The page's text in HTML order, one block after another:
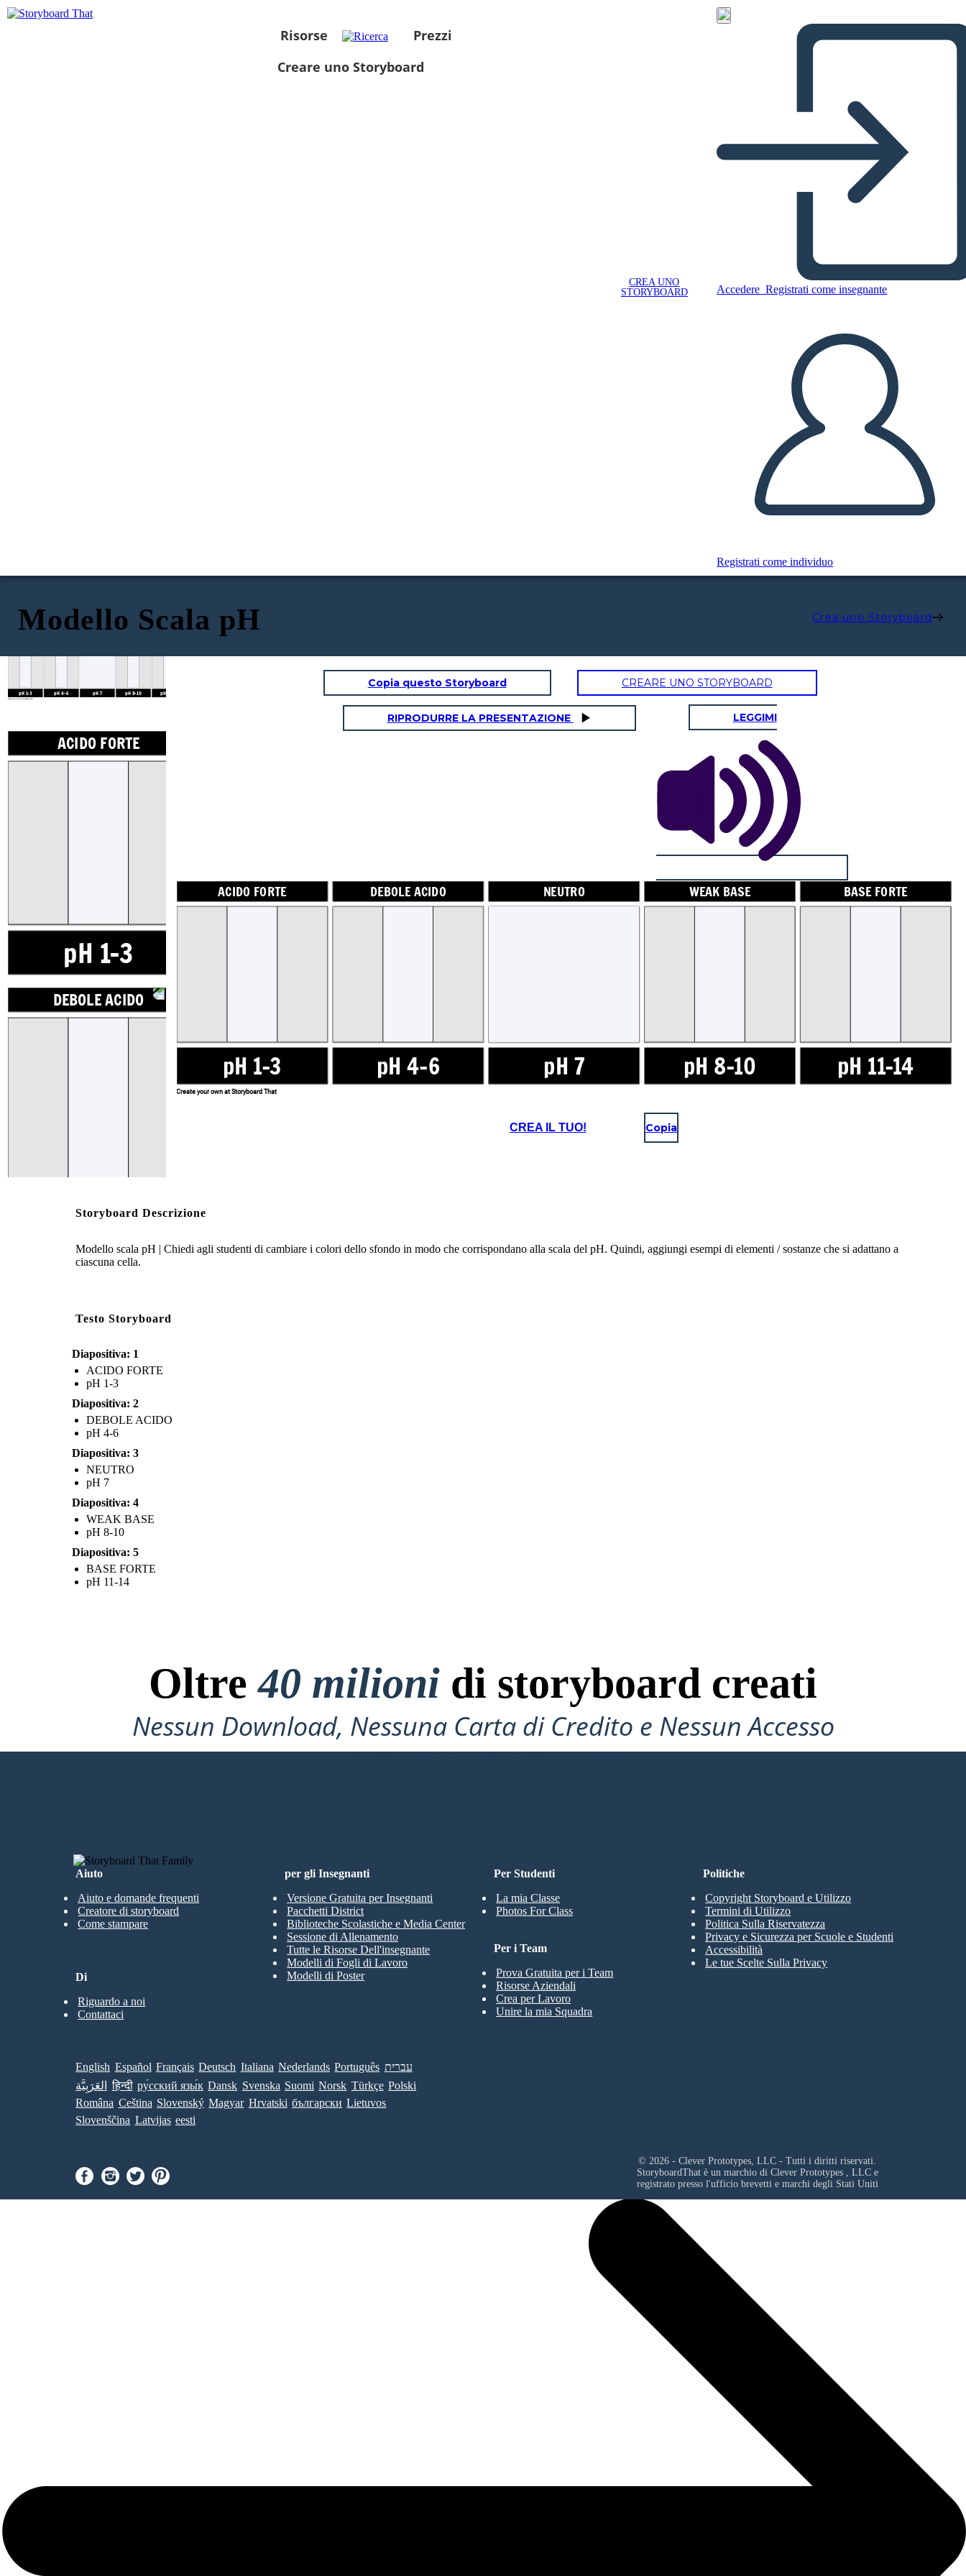
Risorse
Prezzi
Creare uno Storyboard
CREA UNO
STORYBOARD
Accedere Registrati come insegnante
Registrati come individuo
Modello Scala pH Crea uno Storyboard
Create your own at Storyboard That
pH 1-3 pH 4-6 pH 7 pH 8-10 pH 11-14
ACIDO FORTE
pH 1-3
DEBOLE ACIDO
pH 4-6
NEUTRO WEAK BASE BASE FORTE
pH 7
WEAK BASE
pH 8-10 pH 11-14
pH 11-14
Copia questo Storyboard CREARE UNO STORYBOARD
RIPRODURRE LA PRESENTAZIONE LEGGIMI
Create your own at Storyboard That
ACIDO FORTE DEBOLE ACIDO NEUTRO WEAK BASE BASE FORTE
pH 1-3 pH 4-6 pH 7 pH 8-10 pH 11-14
CREA IL TUO! Copia
Storyboard Descrizione
Modello scala pH | Chiedi agli studenti di cambiare i colori dello sfondo in modo che corrispondano alla scala del pH. Quindi, aggiungi esempi di elementi / sostanze che si adattano a
ciascuna cella.
Testo Storyboard
Diapositiva: 1
ACIDO FORTE
pH 1-3
Diapositiva: 2
DEBOLE ACIDO
pH 4-6
Diapositiva: 3
NEUTRO
pH 7
Diapositiva: 4
WEAK BASE
pH 8-10
Diapositiva: 5
BASE FORTE
pH 11-14
Oltre40 milioni di storyboard creati
Nessun Download, Nessuna Carta di Credito e Nessun Accesso
Necessario per Provare!
Aiuto
Aiuto e domande frequenti
Creatore di storyboard
Come stampare
Per Studenti
La mia Classe
Photos For Class
per gli Insegnanti
Versione Gratuita per Insegnanti
Pacchetti District
Biblioteche Scolastiche e Media Center
Sessione di Allenamento
Tutte le Risorse Dell'insegnante
Modelli di Fogli di Lavoro
Modelli di Poster
Per i Team
Prova Gratuita per i Team
Risorse Aziendali
Crea per Lavoro
Unire la mia Squadra
Di
Riguardo a noi
Contattaci
Politiche
Copyright Storyboard e Utilizzo
Termini di Utilizzo
Politica Sulla Riservatezza
Privacy e Sicurezza per Scuole e Studenti
Accessibilità
Le tue Scelte Sulla Privacy
English Español Français Deutsch Italiana Nederlands Português עברית
العَرَبِيَّة
हिन्दी ру́сский язы́к Dansk Svenska Suomi Norsk Türkçe Polski
Româna Ceština Slovenský Magyar Hrvatski български Lietuvos
Slovenščina Latvijas eesti
© 2026 - Clever Prototypes, LLC - Tutti i diritti riservati.
StoryboardThat è un marchio di Clever Prototypes , LLCe
registrato presso l'ufficio brevetti e marchi degli Stati Uniti